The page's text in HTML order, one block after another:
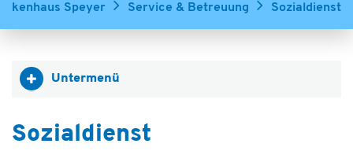
Ihr Aufenthalt
Ausbildung & Karriere
Speyer Service & Betreuung Sozialdienst
Untermenü
Sozialdienst